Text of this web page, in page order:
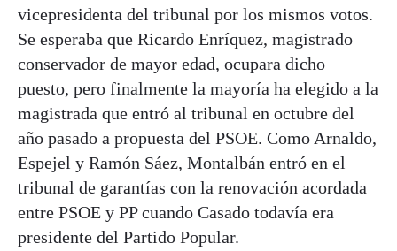
vicepresidenta del tribunal por los mismos votos.
Se esperaba que Ricardo Enríquez, magistrado
conservador de mayor edad, ocupara dicho
puesto, pero finalmente la mayoría ha elegido a la
magistrada que entró al tribunal en octubre del
año pasado a propuesta del PSOE. Como Arnaldo,
Espejel y Ramón Sáez, Montalbán entró en el
tribunal de garantías con la renovación acordada
entre PSOE y PP cuando Casado todavía era
presidente del Partido Popular.